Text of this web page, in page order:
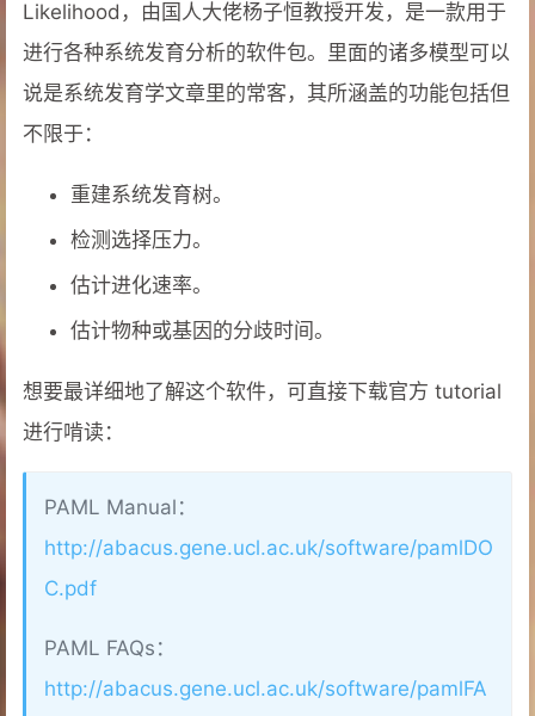
Likelihood，由国人大佬杨子恒教授开发，是一款用于
进行各种系统发育分析的软件包。里面的诸多模型可以
说是系统发育学文章里的常客，其所涵盖的功能包括但
不限于：
重建系统发育树。
检测选择压力。
估计进化速率。
估计物种或基因的分歧时间。
想要最详细地了解这个软件，可直接下载官方 tutorial
进行啃读：
PAML Manual：
http://abacus.gene.ucl.ac.uk/software/pamlDO
C.pdf
PAML FAQs：
http://abacus.gene.ucl.ac.uk/software/pamlFA